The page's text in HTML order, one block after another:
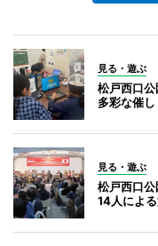
見る・遊ぶ
松戸西口
多彩な催し
見る・遊ぶ
松戸西口
14人によ